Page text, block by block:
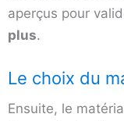
aperçus pour
plus.
Le choix du
Ensuite, le